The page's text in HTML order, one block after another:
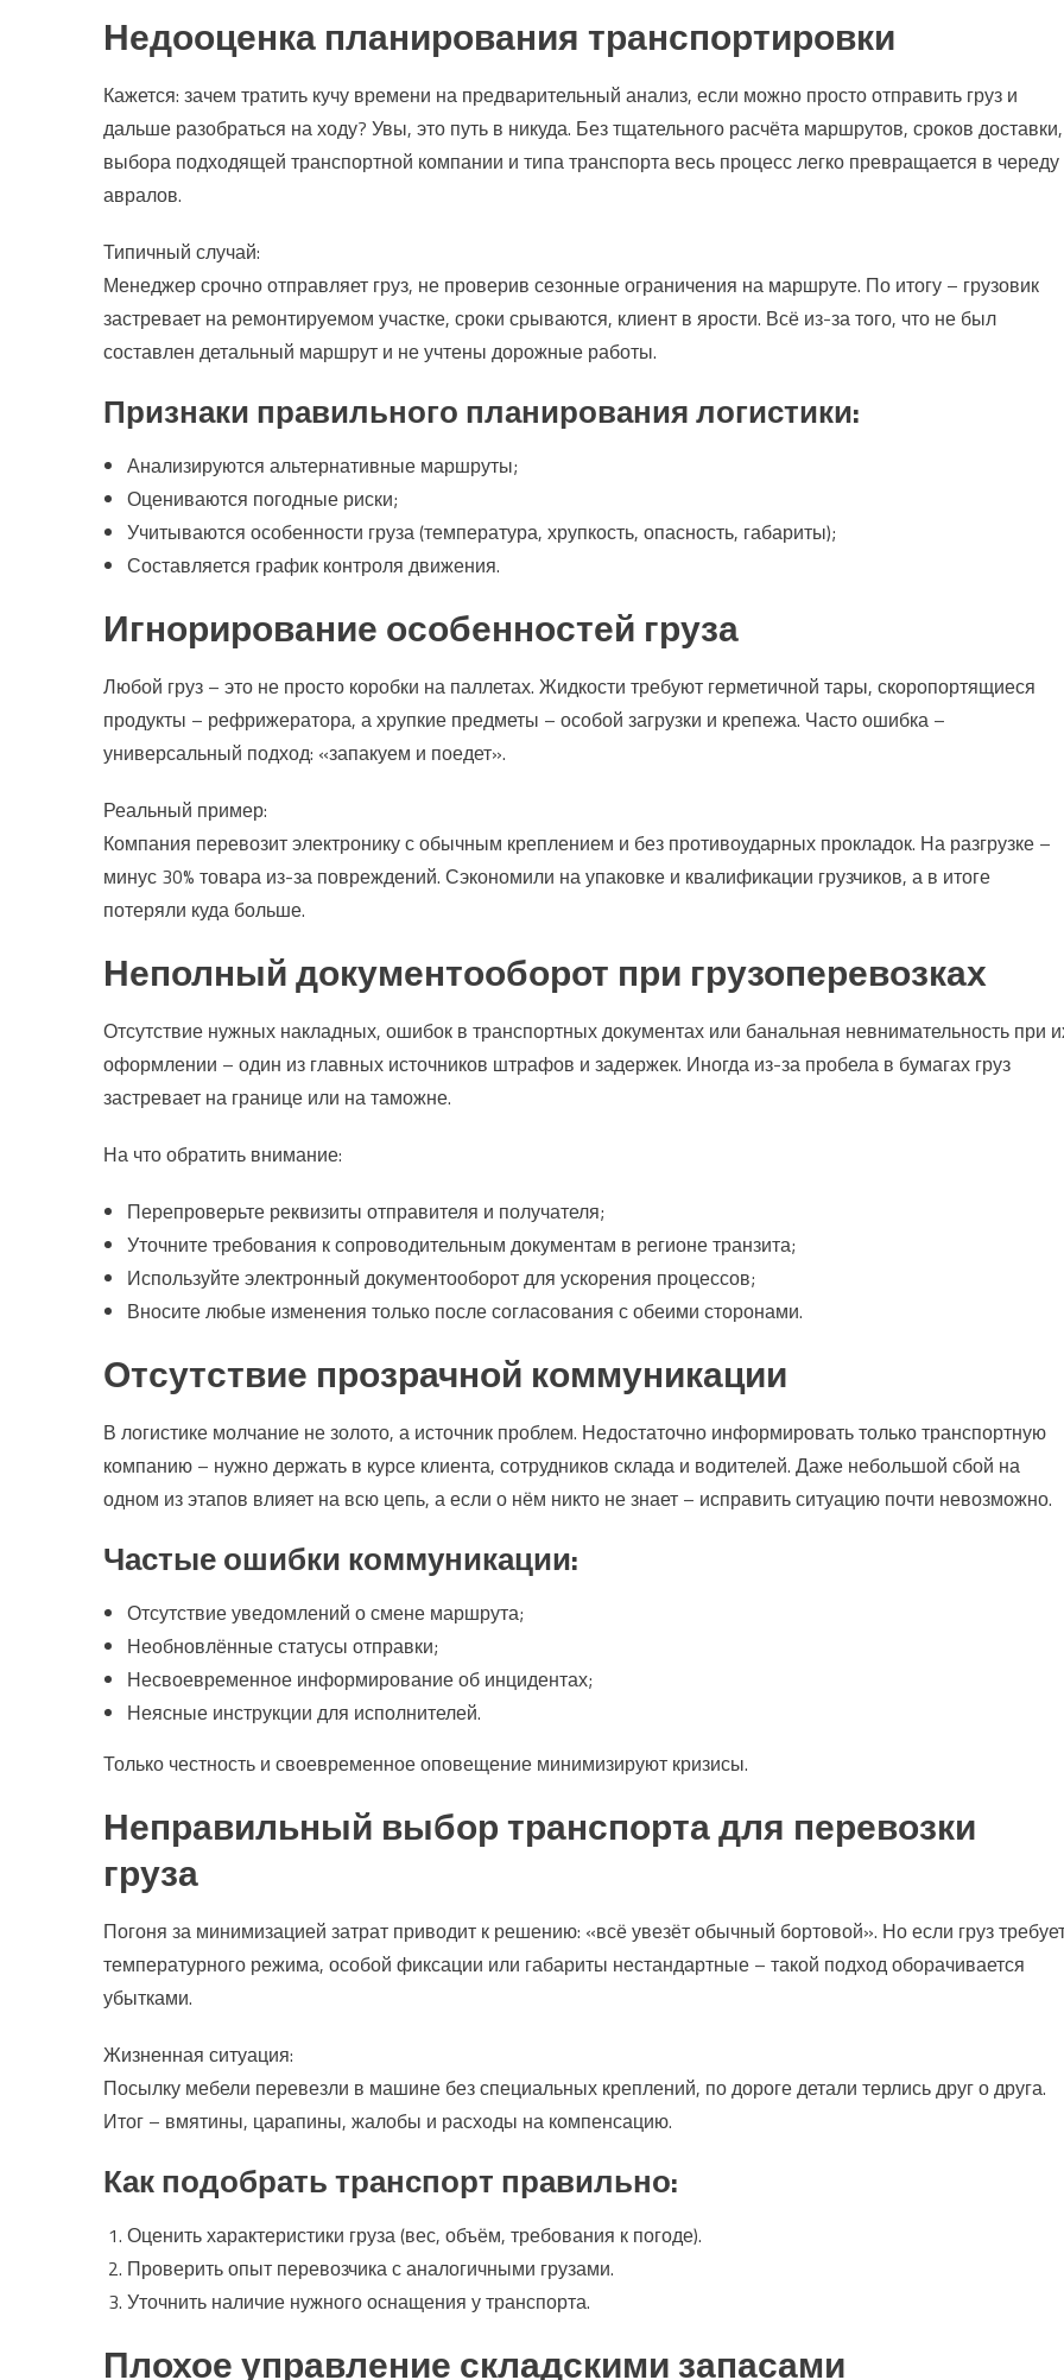
Недооценка планирования транспортировки
Кажется: зачем тратить кучу времени на предварительный анализ, если можно просто отправить груз и
дальше разобраться на ходу? Увы, это путь в никуда. Без тщательного расчёта маршрутов, сроков доставки,
выбора подходящей транспортной компании и типа транспорта весь процесс легко превращается в череду
авралов.
Типичный случай:
Менеджер срочно отправляет груз, не проверив сезонные ограничения на маршруте. По итогу – грузовик
застревает на ремонтируемом участке, сроки срываются, клиент в ярости. Всё из-за того, что не был
составлен детальный маршрут и не учтены дорожные работы.
Признаки правильного планирования логистики:
Анализируются альтернативные маршруты;
Оцениваются погодные риски;
Учитываются особенности груза (температура, хрупкость, опасность, габариты);
Составляется график контроля движения.
Игнорирование особенностей груза
Любой груз – это не просто коробки на паллетах. Жидкости требуют герметичной тары, скоропортящиеся
продукты – рефрижератора, а хрупкие предметы – особой загрузки и крепежа. Часто ошибка –
универсальный подход: «запакуем и поедет».
Реальный пример:
Компания перевозит электронику с обычным креплением и без противоударных прокладок. На разгрузке –
минус 30% товара из-за повреждений. Сэкономили на упаковке и квалификации грузчиков, а в итоге
потеряли куда больше.
Неполный документооборот при грузоперевозках
Отсутствие нужных накладных, ошибок в транспортных документах или банальная невнимательность при
оформлении – один из главных источников штрафов и задержек. Иногда из-за пробела в бумагах груз
застревает на границе или на таможне.
На что обратить внимание:
Перепроверьте реквизиты отправителя и получателя;
Уточните требования к сопроводительным документам в регионе транзита;
Используйте электронный документооборот для ускорения процессов;
Вносите любые изменения только после согласования с обеими сторонами.
Отсутствие прозрачной коммуникации
В логистике молчание не золото, а источник проблем. Недостаточно информировать только транспортную
компанию – нужно держать в курсе клиента, сотрудников склада и водителей. Даже небольшой сбой на
одном из этапов влияет на всю цепь, а если о нём никто не знает – исправить ситуацию почти невозможно.
Частые ошибки коммуникации:
Отсутствие уведомлений о смене маршрута;
Необновлённые статусы отправки;
Несвоевременное информирование об инцидентах;
Неясные инструкции для исполнителей.
Только честность и своевременное оповещение минимизируют кризисы.
Неправильный выбор транспорта для перевозки
груза
Погоня за минимизацией затрат приводит к решению: «всё увезёт обычный бортовой». Но если груз
температурного режима, особой фиксации или габариты нестандартные – такой подход оборачивается
убытками.
Жизненная ситуация:
Посылку мебели перевезли в машине без специальных креплений, по дороге детали терлись друг о друга.
Итог – вмятины, царапины, жалобы и расходы на компенсацию.
Как подобрать транспорт правильно:
Оценить характеристики груза (вес, объём, требования к погоде).
Проверить опыт перевозчика с аналогичными грузами.
Уточнить наличие нужного оснащения у транспорта.
Плохое управление складскими запасами